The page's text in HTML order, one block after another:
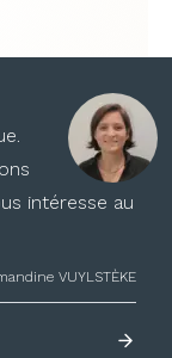
intéresse au
VUYLSTÈKE